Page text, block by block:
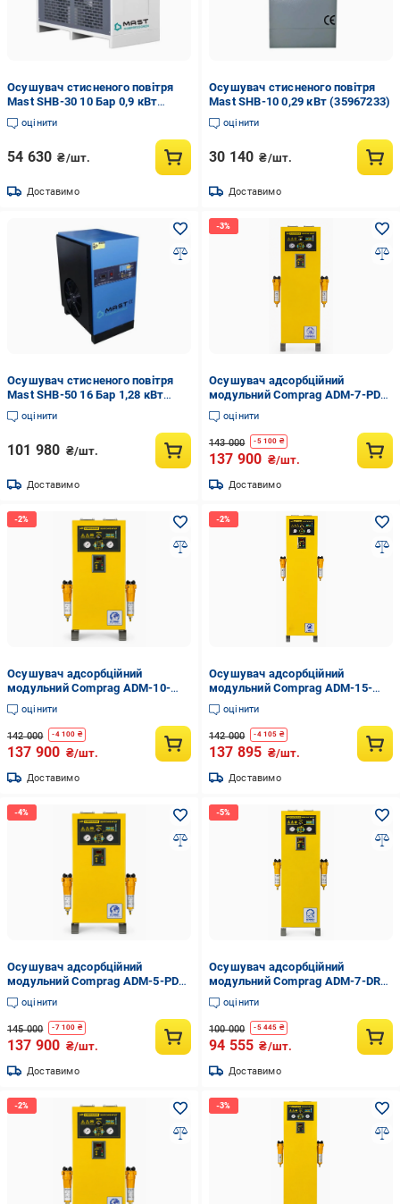
Осушувач стисненого повітря
Mast SHB-30 10 Бар 0,9 кВт
(35967423)
оцінити
54 630 ₴/шт.
Доставимо
Осушувач стисненого повітря
Mast SHB-10 0,29 кВт (35967233)
оцінити
30 140 ₴/шт.
Доставимо
Осушувач стисненого повітря
Mast SHB-50 16 Бар 1,28 кВт
(36025970)
оцінити
101 980 ₴/шт.
Доставимо
Осушувач адсорбційний
модульний Comprag ADM-7-PDP
(36123778)
оцінити
143 000 -5 100 ₴
137 900 ₴/шт.
Доставимо
Осушувач адсорбційний
модульний Comprag ADM-10-
PDP (36123816)
оцінити
142 000 -4 100 ₴
137 900 ₴/шт.
Доставимо
Осушувач адсорбційний
модульний Comprag ADM-15-
PDP (36123838)
оцінити
142 000 -4 105 ₴
137 895 ₴/шт.
Доставимо
Осушувач адсорбційний
модульний Comprag ADM-5-PDP
(36123303)
оцінити
145 000 -7 100 ₴
137 900 ₴/шт.
Доставимо
Осушувач адсорбційний
модульний Comprag ADM-7-DRY
(36120140)
оцінити
100 000 -5 445 ₴
94 555 ₴/шт.
Доставимо